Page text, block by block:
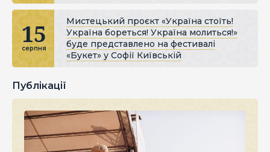
15
серпня
Мистецький проєкт «Україна стоїть!
Україна бореться! Україна молиться!»
буде представлено на фестивалі
«Букет» у Софії Київській
Публікації